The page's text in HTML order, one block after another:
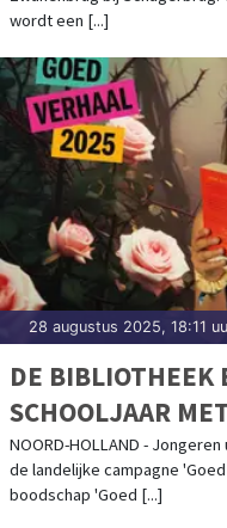
wordt een [...]
28 augustus 2025, 18:11
DE BIBLIOTHEEK
SCHOOLJAAR
NOORD-HOLLAND -
de landelijke campagne
boodschap 'Goed [...]